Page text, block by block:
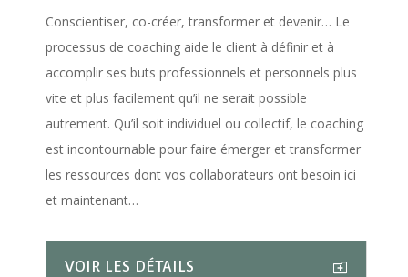
Conscientiser, co-créer, transformer et devenir… Le
processus de coaching aide le client à définir et à
accomplir ses buts professionnels et personnels plus
vite et plus facilement qu’il ne serait possible
autrement. Qu’il soit individuel ou collectif, le coaching
est incontournable pour faire émerger et transformer
les ressources dont vos collaborateurs ont besoin ici
et maintenant…
VOIR LES DÉTAILS